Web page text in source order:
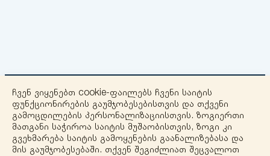
+
ჩვენ ვიყენებთ cookie-ფაილებს ჩვენი საიტის
ფუნქციონირების გაუმჯობესებისთვის და თქვენი
გამოცდილების პერსონალიზაციისთვის. ზოგიერთი
მათგანი საჭიროა საიტის მუშაობისთვის, ზოგი კი
გვეხმარება საიტის გამოყენების გაანალიზებასა და
მის გაუმჯობესებაში. თქვენ შეგიძლიათ შეცვალოთ